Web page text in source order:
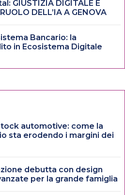
GIUSTIZIA DIGITALE E
DELL’IA A GENOVA
Bancario: la
in Ecosistema Digitale
automotive: come la
sta erodendo i margini dei
debutta con design
per la grande famiglia